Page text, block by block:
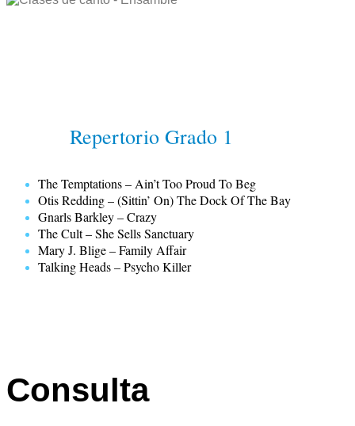
Repertorio Grado 1
The Temptations – Ain’t Too Proud To Beg
Otis Redding – (Sittin’ On) The Dock Of The Bay
Gnarls Barkley – Crazy
The Cult – She Sells Sanctuary
Mary J. Blige – Family Affair
Talking Heads – Psycho Killer
Consulta